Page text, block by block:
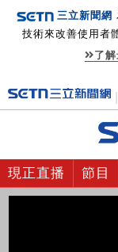
三立新聞網
技術來改善使用者
了
現正直播 節目